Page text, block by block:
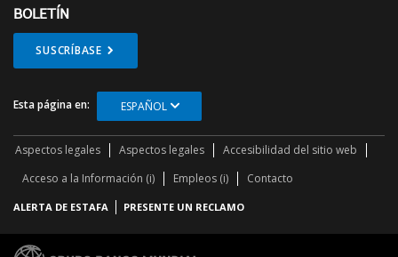
BOLETÍN
SUSCRÍBASE
Esta página en: ESPAÑOL
Aspectos legales Aspectos legales
Accesibilidad del sitio web
Acceso a la Información (i)
Empleos (i) Contacto
ALERTA DE ESTAFA PRESENTE UN RECLAMO